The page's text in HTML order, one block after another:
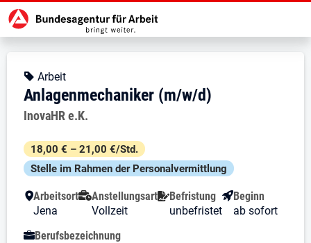
Zur Jobsuche Startseite
Stellendetails zu:
Anlagenmechaniker (m/w/d)
Anlagenmechaniker (m/w/d)
Kopfbereich
Angebotsart:
Arbeit
Anlagenmechaniker (m/w/d)
Arbeitgeber:
InovaHR e.K.
Besondere Merkmale
18,00 € – 21,00 €/Std.
Stelle im Rahmen der Personal­vermittlung
Arbeitsort
Jena
Anstellungsart
Vollzeit
Befristung
unbefristet
Beginn
ab sofort
Berufsbezeichnung